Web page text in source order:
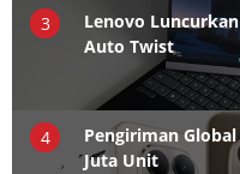
3
Lenovo
Auto Twist
4
Pengiriman
Juta Unit